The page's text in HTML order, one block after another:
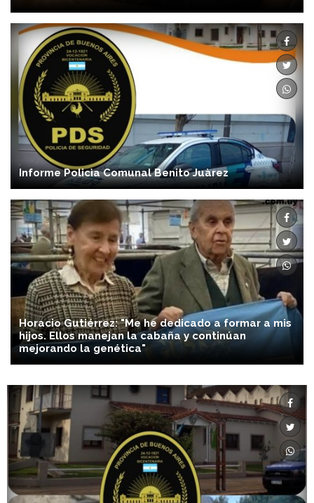
Informe Policìa Comunal Benito Juàrez
Horacio Gutiérrez: "Me he dedicado a formar a mis
hijos. Ellos manejan la cabaña y continúan
mejorando la genética"